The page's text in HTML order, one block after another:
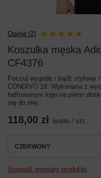
Opinie (2)
Koszulka męska
CF4376
Poczuj wygodę i bądź stylowy
CONDIVO 18. Wykonana z
haftowanym logo na piersi
się do niej.
118,00 zł brutto / szt.
CZERWONY
Sprawdź wymiary produktu